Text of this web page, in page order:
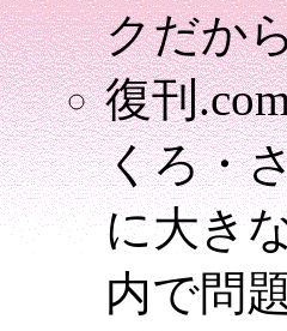
クだか
復刊
くろ・
に大き
内で問